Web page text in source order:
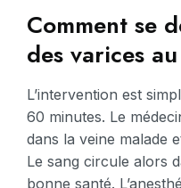
Comment se
des varices
L’intervention est
60 minutes. Le
dans la veine malade
Le sang circule alors
bonne santé.